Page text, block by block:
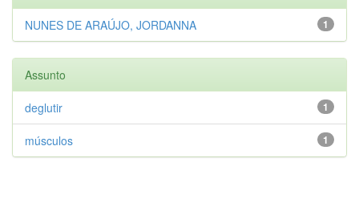
1
NUNES DE ARAÚJO, JORDANNA
Assunto
1
deglutir
1
músculos